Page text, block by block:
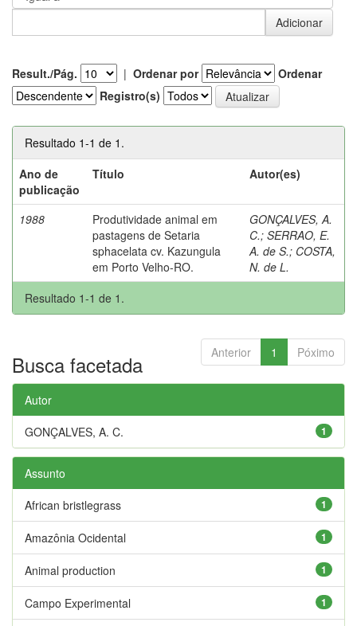
Result./Pág. | Ordenar por
Ordenar
Registro(s)
Resultado 1-1 de 1.
Ano de
publicação
Título Autor(es)
1988
Produtividade animal em
pastagens de Setaria
sphacelata cv. Kazungula
em Porto Velho-RO.
GONÇALVES, A.
C.; SERRAO, E.
A. de S.; COSTA,
N. de L.
Resultado 1-1 de 1.
Anterior 1 Póximo
Busca facetada
Autor
1
GONÇALVES, A. C.
Assunto
1
African bristlegrass
1
Amazônia Ocidental
1
Animal production
1
Campo Experimental